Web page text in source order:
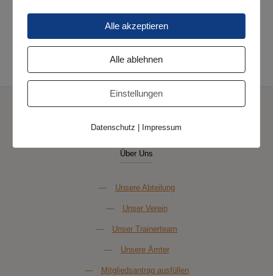
2. Herren – TT WST/Ekern (SG) II 4. Herren – Vareler TB IV
Über Uns
— Unsere Abteilung
— Unser Verein
— Unser Trainerteam
— Unsere Ämter
— Mitgliedsantrag ausfüllen
Alle akzeptieren
Alle ablehnen
Einstellungen
Datenschutz Impressum